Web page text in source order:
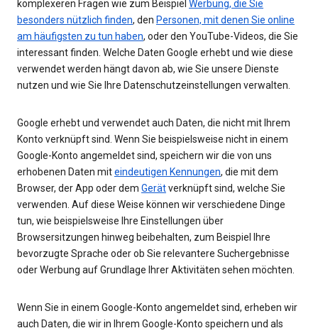
komplexeren Fragen wie zum Beispiel Werbung, die Sie
besonders nützlich finden, den Personen, mit denen Sie online
am häufigsten zu tun haben, oder den YouTube-Videos, die Sie
interessant finden. Welche Daten Google erhebt und wie diese
verwendet werden hängt davon ab, wie Sie unsere Dienste
nutzen und wie Sie Ihre Datenschutzeinstellungen verwalten.
Google erhebt und verwendet auch Daten, die nicht mit Ihrem
Konto verknüpft sind. Wenn Sie beispielsweise nicht in einem
Google-Konto angemeldet sind, speichern wir die von uns
erhobenen Daten miteindeutigen Kennungen, die mit dem
Browser, der App oder dem Gerätverknüpft sind, welche Sie
verwenden. Auf diese Weise können wir verschiedene Dinge
tun, wie beispielsweise Ihre Einstellungen über
Browsersitzungen hinweg beibehalten, zum Beispiel Ihre
bevorzugte Sprache oder ob Sie relevantere Suchergebnisse
oder Werbung auf Grundlage Ihrer Aktivitäten sehen möchten.
Wenn Sie in einem Google-Konto angemeldet sind, erheben wir
auch Daten, die wir in Ihrem Google-Konto speichern und als